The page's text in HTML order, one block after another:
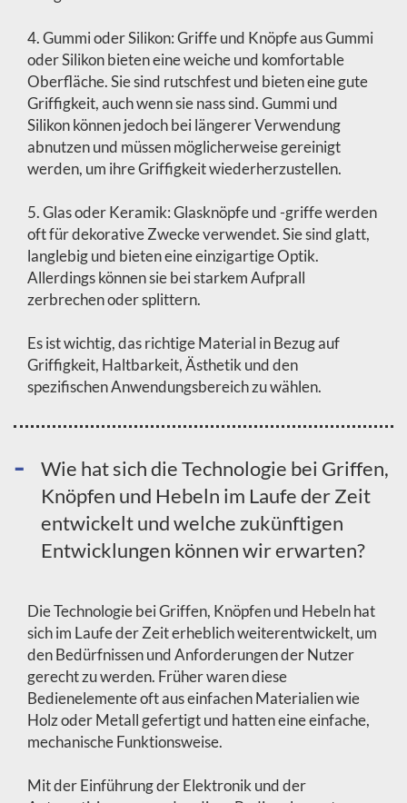
4. Gummi oder Silikon: Griffe und Knöpfe aus Gummi
oder Silikon bieten eine weiche und komfortable
Oberfläche. Sie sind rutschfest und bieten eine gute
Griffigkeit, auch wenn sie nass sind. Gummi und
Silikon können jedoch bei längerer Verwendung
abnutzen und müssen möglicherweise gereinigt
werden, um ihre Griffigkeit wiederherzustellen.
5. Glas oder Keramik: Glasknöpfe und -griffe werden
oft für dekorative Zwecke verwendet. Sie sind glatt,
langlebig und bieten eine einzigartige Optik.
Allerdings können sie bei starkem Aufprall
zerbrechen oder splittern.
Es ist wichtig, das richtige Material in Bezug auf
Griffigkeit, Haltbarkeit, Ästhetik und den
spezifischen Anwendungsbereich zu wählen.
Wie hat sich die Technologie bei Griffen,
Knöpfen und Hebeln im Laufe der Zeit
entwickelt und welche zukünftigen
Entwicklungen können wir erwarten?
Die Technologie bei Griffen, Knöpfen und Hebeln hat
sich im Laufe der Zeit erheblich weiterentwickelt, um
den Bedürfnissen und Anforderungen der Nutzer
gerecht zu werden. Früher waren diese
Bedienelemente oft aus einfachen Materialien wie
Holz oder Metall gefertigt und hatten eine einfache,
mechanische Funktionsweise.
Mit der Einführung der Elektronik und der